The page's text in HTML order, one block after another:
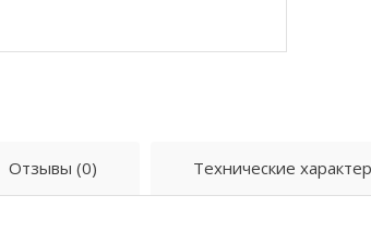
Отзывы (0) Технические